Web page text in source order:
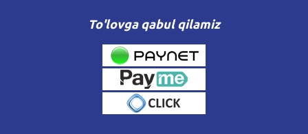
To'lovga qabul qilamiz